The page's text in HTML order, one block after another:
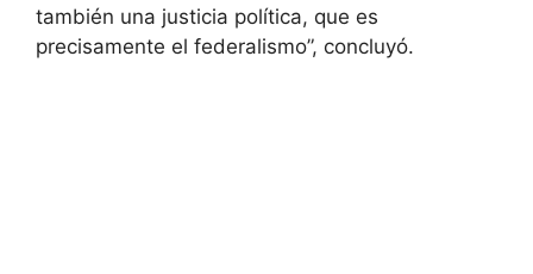
también una justicia política, que es
precisamente el federalismo”, concluyó.